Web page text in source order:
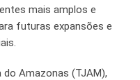
mais amplos e
futuras expansões e
Amazonas (TJAM),